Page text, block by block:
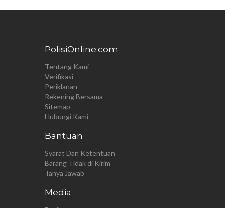
PolisiOnline.com
Tentang Kami
Verifikasi
Periklanan
Rekening Bersama
Sitemap
Hubungi Kami
Bantuan
Syarat Dan Ketentuan
Barang Tidak di Kirim
Tanya Jawab
Media